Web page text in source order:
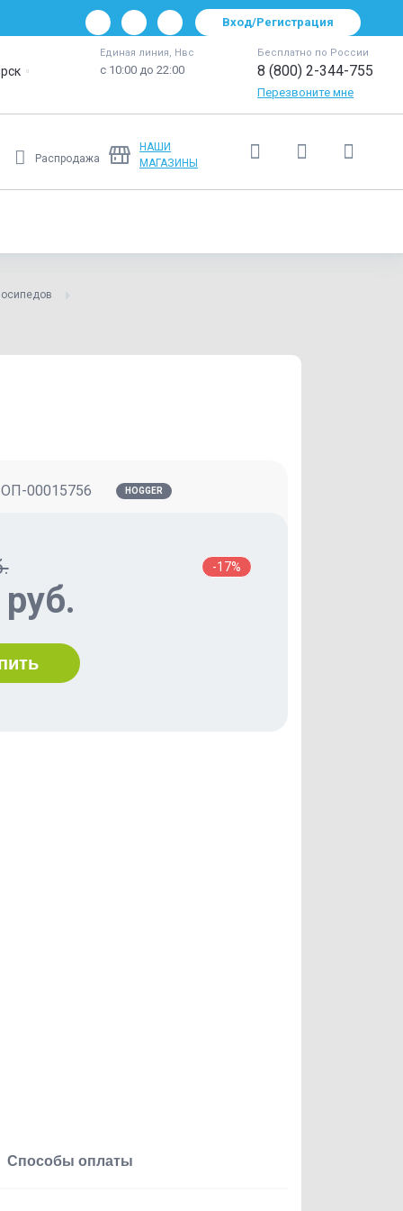
Вход/Регистрация
Единая линия, Нвс
с 10:00 до 22:00
Бесплатно по России
8 (800) 2-344-755
Перезвоните мне
Распродажа
НАШИ
МАГАЗИНЫ
ОП-00015756 HOGGER
-17%
Способы оплаты